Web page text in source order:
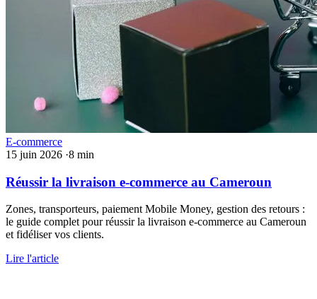
E-commerce
15 juin 2026 ·8 min
Réussir la livraison e-commerce au Cameroun
Zones, transporteurs, paiement Mobile Money, gestion des retours :
le guide complet pour réussir la livraison e-commerce au Cameroun
et fidéliser vos clients.
Lire l'article